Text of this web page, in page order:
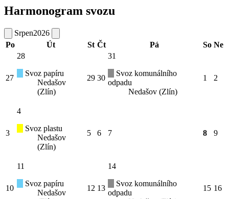
Harmonogram svozu
Srpen2026
Po
Út St Čt Pá So Ne
27
28
Svoz papíru
Nedašov
(Zlín)
29 30
31
Svoz komunálního
odpadu
Nedašov (Zlín)
1 2
3
4
Svoz plastu
Nedašov
(Zlín)
5 6 7 8 9
10
11
Svoz papíru
Nedašov
12 13
14
Svoz komunálního
odpadu
15 16